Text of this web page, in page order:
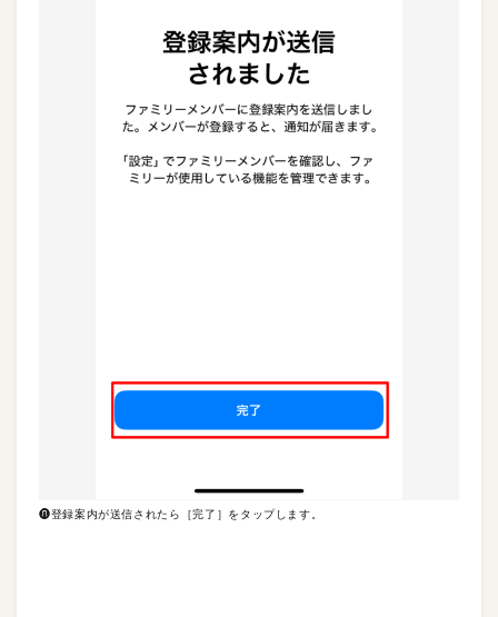
❽登録案内が送信されたら［完了］をタップします。